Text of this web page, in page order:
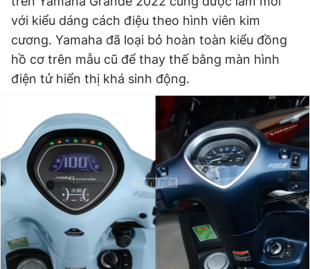
với kiểu dáng cách điệu theo hình viên kim
cương. Yamaha đã loại bỏ hoàn toàn kiểu đồng
hồ cơ trên mẫu cũ để thay thế bằng màn hình
điện tử hiển thị khá sinh động.